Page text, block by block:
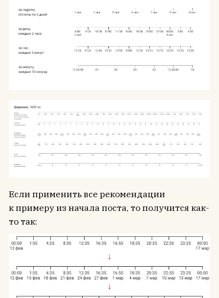
Если применить все рекомендации
к примеру из начала поста, то получится как-
то так: